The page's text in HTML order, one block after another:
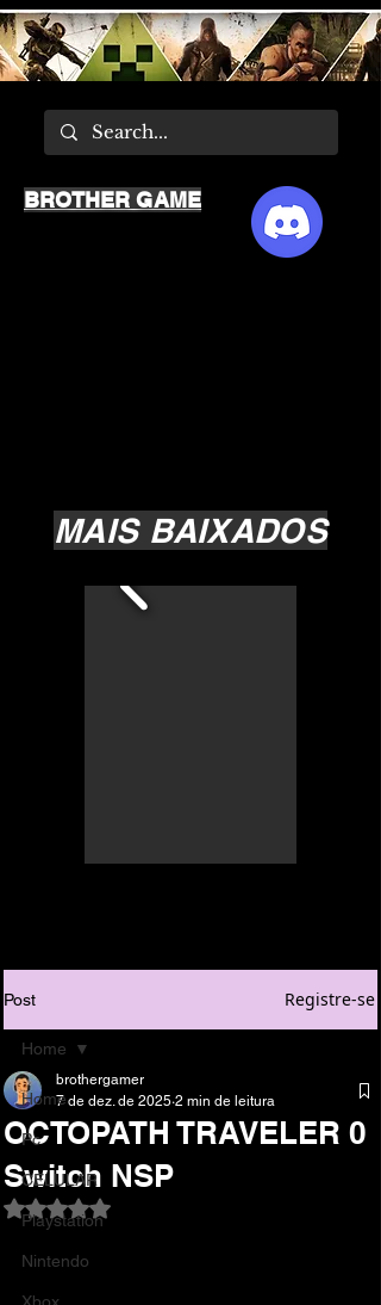
MAIS BAIXADOS
BROTHER GAME
Post Registre-se
Home
Pc
CELULAR
Playstation
Nintendo
Home
OCTOPATH TRAVELER 0
Switch NSP
brothergamer
7 de dez. de 2025 2 min de leitura
Avaliado com NaN de 5 estrelas.